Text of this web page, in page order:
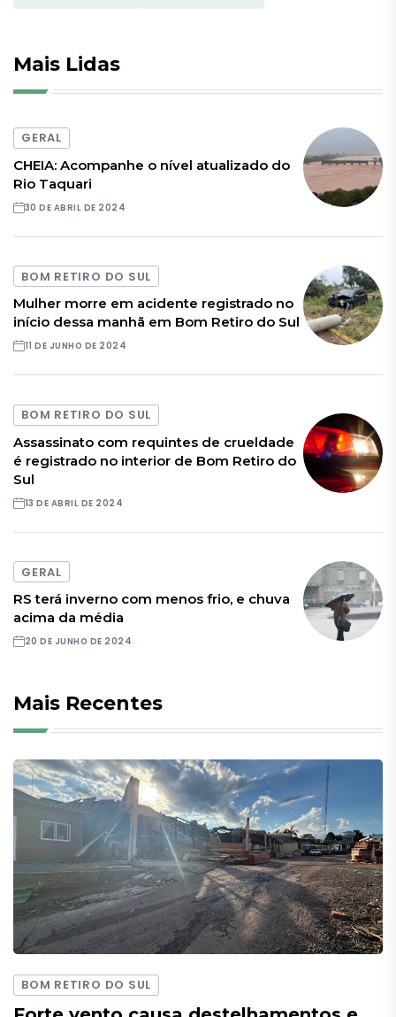
Mais Lidas
GERAL
CHEIA: Acompanhe o nível atualizado do
Rio Taquari
30 DE ABRIL DE 2024
BOM RETIRO DO SUL
Mulher morre em acidente registrado no
início dessa manhã em Bom Retiro do Sul
11 DE JUNHO DE 2024
BOM RETIRO DO SUL
Assassinato com requintes de crueldade
é registrado no interior de Bom Retiro do
Sul
13 DE ABRIL DE 2024
GERAL
RS terá inverno com menos frio, e chuva
acima da média
20 DE JUNHO DE 2024
Mais Recentes
BOM RETIRO DO SUL